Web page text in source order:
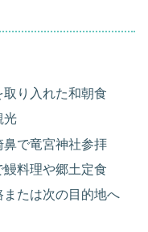
取り入れた和朝食
光
鼻で竜宮神社参拝
鰻料理や郷土定食
または次の目的地へ